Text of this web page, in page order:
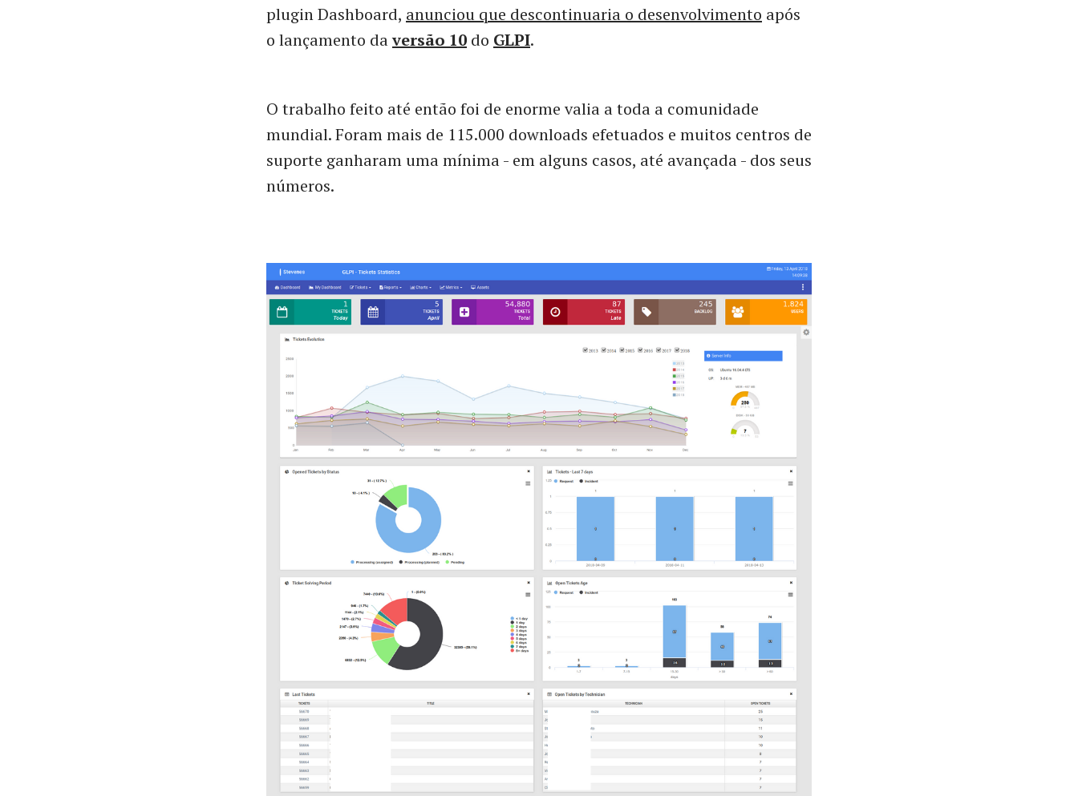
plugin Dashboard, anunciou que descontinuaria o desenvolvimento após
o lançamento daversão 10 do GLPI.
O trabalho feito até então foi de enorme valia a toda a comunidade
mundial. Foram mais de 115.000 downloads efetuados e muitos centros de
suporte ganharam uma mínima - em alguns casos, até avançada - dos seus
números.